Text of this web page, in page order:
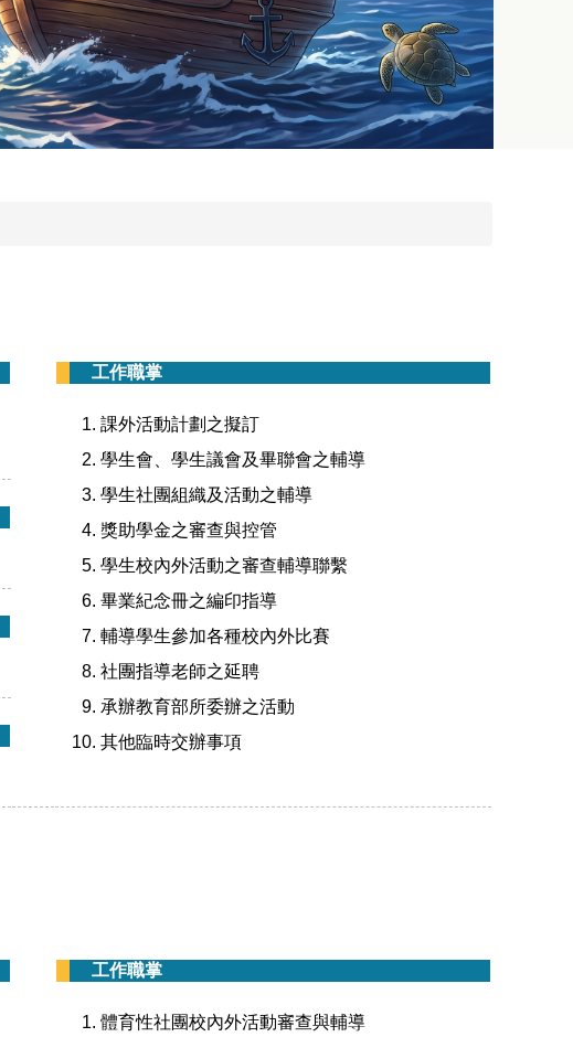
工作職掌
課外活動計劃之擬訂
學生會、學生議會及畢聯會之輔導
學生社團組織及活動之輔導
獎助學金之審查與控管
學生校內外活動之審查輔導聯繫
畢業紀念冊之編印指導
輔導學生參加各種校內外比賽
社團指導老師之延聘
承辦教育部所委辦之活動
其他臨時交辦事項
工作職掌
體育性社團校內外活動審查與輔導